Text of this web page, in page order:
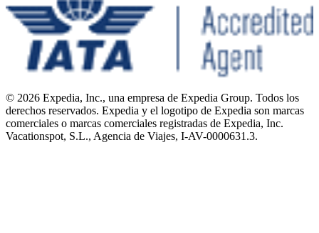
© 2026 Expedia, Inc., una empresa de Expedia Group. Todos los
derechos reservados. Expedia y el logotipo de Expedia son marcas
comerciales o marcas comerciales registradas de Expedia, Inc.
Vacationspot, S.L., Agencia de Viajes, I-AV-0000631.3.